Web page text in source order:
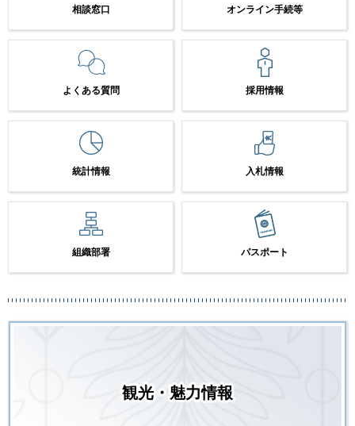
相談窓口 オンライン手続等
よくある質問 採用情報
統計情報 入札情報
組織部署 パスポート
観光・魅力情報